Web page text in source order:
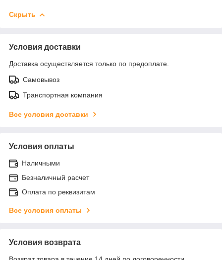
Скрыть
Условия доставки
Доставка осуществляется только по предоплате.
Самовывоз
Транспортная компания
Все условия доставки
Условия оплаты
Наличными
Безналичный расчет
Оплата по реквизитам
Все условия оплаты
Условия возврата